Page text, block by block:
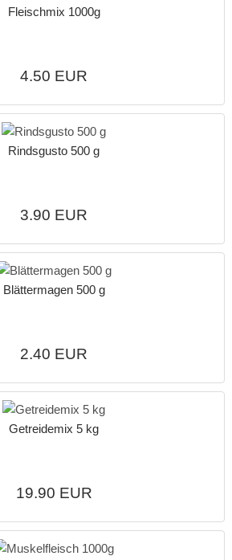
Fleischmix 1000g
4.50 EUR
Rindsgusto 500 g
3.90 EUR
Blättermagen 500 g
2.40 EUR
Getreidemix 5 kg
19.90 EUR